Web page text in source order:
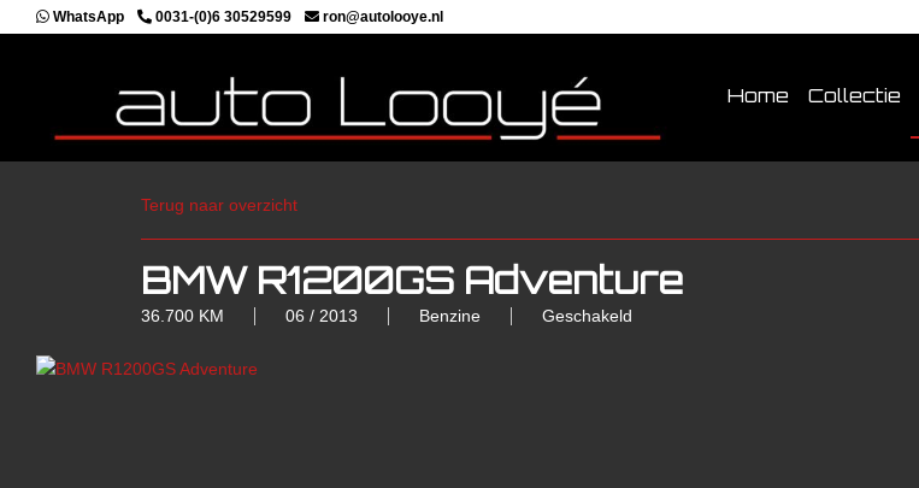
WhatsApp 0031-(0)6 30529599 ron@autolooye.nl
Home Collectie
Terug naar overzicht
BMW R1200GS Adventure
36.700 KM 06 / 2013 Benzine Geschakeld